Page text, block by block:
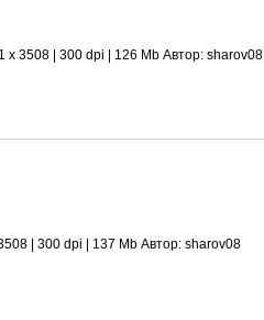
х 3508 | 300 dpi | 126 Mb Автор: sharov08
| 300 dpi | 137 Mb Автор: sharov08